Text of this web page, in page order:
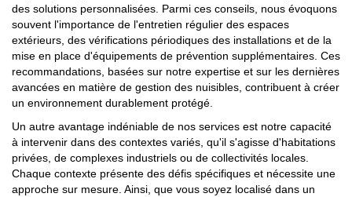
des solutions personnalisées. Parmi ces conseils, nous évoquons
souvent l'importance de l'entretien régulier des espaces
extérieurs, des vérifications périodiques des installations et de la
mise en place d'équipements de prévention supplémentaires. Ces
recommandations, basées sur notre expertise et sur les dernières
avancées en matière de gestion des nuisibles, contribuent à créer
un environnement durablement protégé.
Un autre avantage indéniable de nos services est notre capacité
à intervenir dans des contextes variés, qu'il s'agisse d'habitations
privées, de complexes industriels ou de collectivités locales.
Chaque contexte présente des défis spécifiques et nécessite une
approche sur mesure. Ainsi, que vous soyez localisé dans un